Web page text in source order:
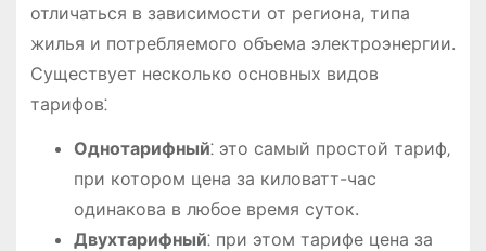
отличаться в зависимости от региона‚ типа
жилья и потребляемого объема электроэнергии.
Существует несколько основных видов
тарифов⁚
Однотарифный⁚ это самый простой тариф‚
при котором цена за киловатт-час
одинакова в любое время суток.
Двухтарифный⁚ при этом тарифе цена за